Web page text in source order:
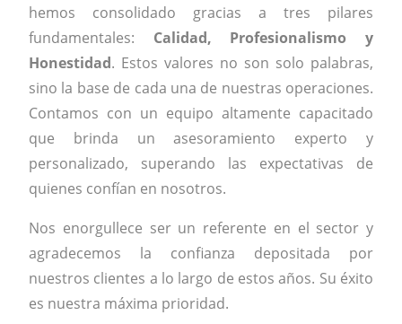
hemos consolidado gracias a tres pilares
fundamentales: Calidad, Profesionalismo y
Honestidad. Estos valores no son solo palabras,
sino la base de cada una de nuestras operaciones.
Contamos con un equipo altamente capacitado
que brinda un asesoramiento experto y
personalizado, superando las expectativas de
quienes confían en nosotros.
Nos enorgullece ser un referente en el sector y
agradecemos la confianza depositada por
nuestros clientes a lo largo de estos años. Su éxito
es nuestra máxima prioridad.